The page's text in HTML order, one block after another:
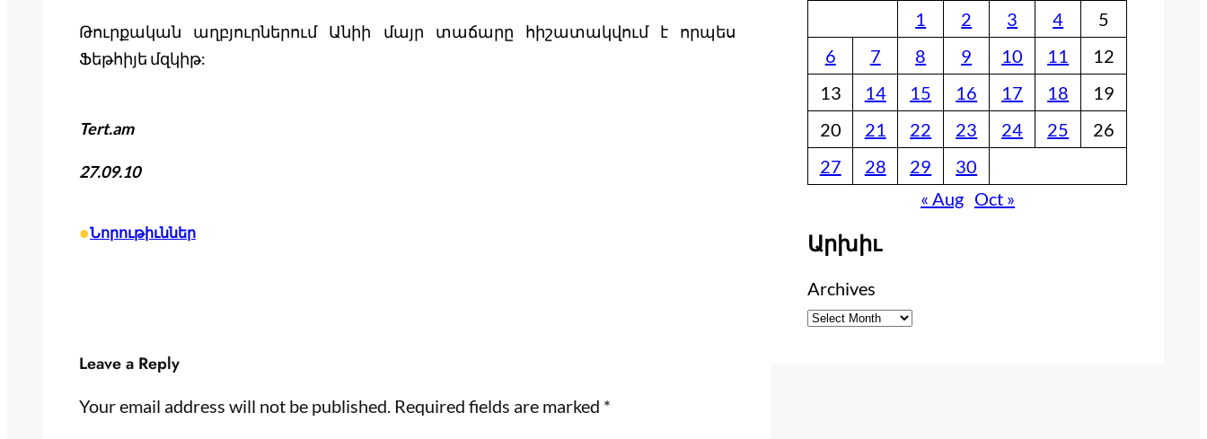
Թուրքական աղբյուրներում Անիի մայր տաճարը հիշատակվում է որպես
Ֆեթհիյե մզկիթ:
Tert.am
27.09.10
•Նորութիւններ
Leave a Reply
Your email address will not be published. Required fields are marked *
1
2 3 4
5
6
7 8 9 10 11
12
13
14 15 16 17 18
19
20
21 22 23 24 25
26
27
28 29
30
« Aug Oct »
Արխիւ
Archives